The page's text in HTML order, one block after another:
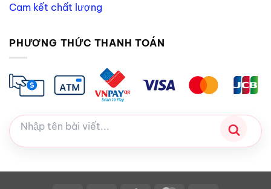
Cam kết chất lượng
PHƯƠNG THỨC THANH TOÁN